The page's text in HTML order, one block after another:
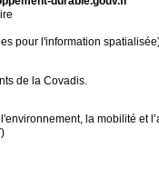
pour l'information
de la Covadis.
la mobilité et